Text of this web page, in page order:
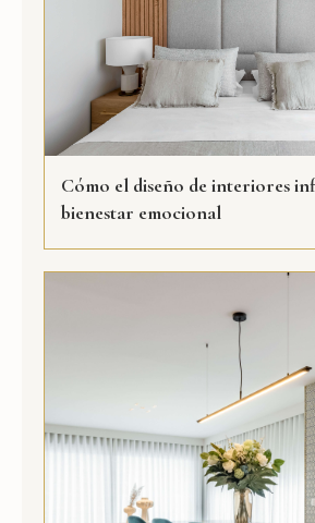
Cómo el diseño de interiores
bienestar emocional